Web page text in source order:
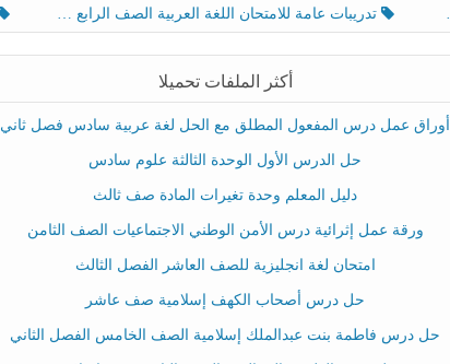
تدريبات عامة للامتحان اللغة العربية الصف الرابع الفصل الثالث
أكثر الملفات تحميلا
أوراق عمل درس المفعول المطلق مع الحل لغة عربية سادس فصل ثاني
حل الدرس الأول الوحدة الثالثة علوم سادس
دليل المعلم وحدة تغيرات المادة صف ثالث
ورقة عمل إثرائية درس الأمن الوطني الاجتماعيات الصف الثامن
امتحان لغة انجليزية للصف العاشر الفصل الثالث
حل درس أصحاب الكهف إسلامية صف عاشر
حل درس فاطمة بنت عبدالملك إسلامية الصف الخامس الفصل الثاني